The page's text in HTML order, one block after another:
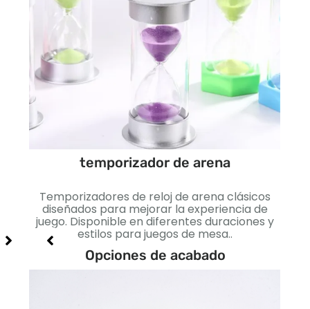
temporizador de arena
Temporizadores de reloj de arena clásicos
diseñados para mejorar la experiencia de
juego. Disponible en diferentes duraciones y
estilos para juegos de mesa..
Opciones de acabado